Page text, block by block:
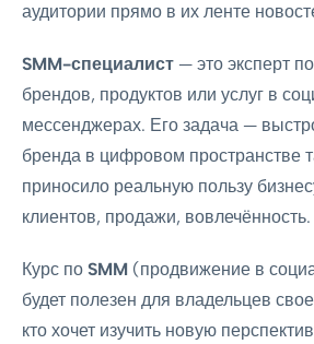
аудитории прямо в их ленте
SMM-специалист — это эксперт
брендов, продуктов или услуг в
мессенджерах. Его задача —
бренда в цифровом пространстве
приносило реальную пользу
клиентов, продажи, вовлечённость.
Курс по SMM (продвижение в
будет полезен для владельцев
кто хочет изучить новую